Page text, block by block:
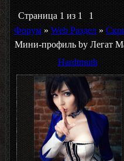
Страница 1 из 1
1
Форум » Web Раздел »
Мини-профиль by Легат
Hardtmuth